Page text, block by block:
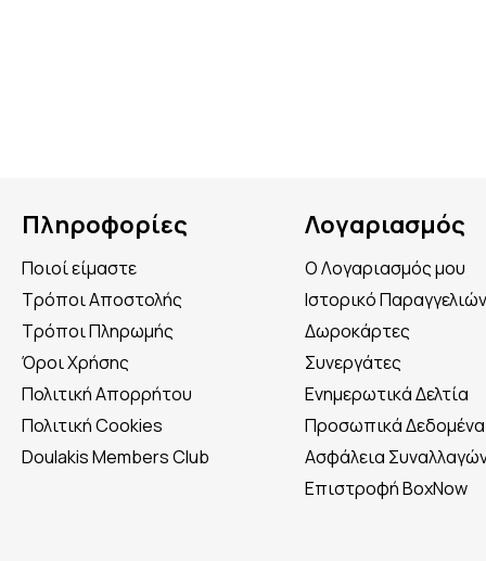
Πληροφορίες
Ποιοί είμαστε
Τρόποι Αποστολής
Τρόποι Πληρωμής
Όροι Χρήσης
Πολιτική Απορρήτου
Πολιτική Cookies
Doulakis Members Club
Λογαριασμός
Ο Λογαριασμός μου
Ιστορικό Παραγγελιών
Δωροκάρτες
Συνεργάτες
Ενημερωτικά Δελτία
Προσωπικά Δεδομένα
Ασφάλεια
Επιστροφή BoxNow